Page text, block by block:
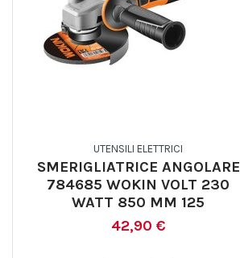
UTENSILI ELETTRICI
SMERIGLIATRICE ANGOLARE
784685 WOKIN VOLT 230
WATT 850 MM 125
42,90 €